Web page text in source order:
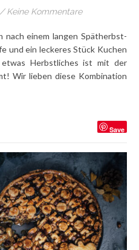
/ Keine Kommentare
und ein leckeres Stück Kuchen
Herbstliches ist mit der
Wir lieben diese Kombination
Save